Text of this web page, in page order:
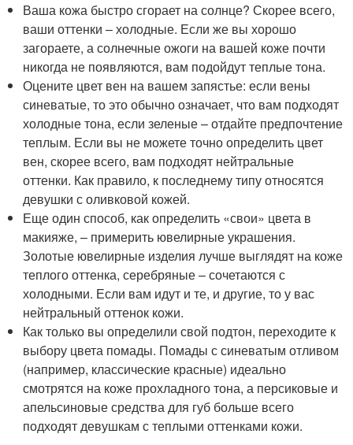
Ваша кожа быстро сгорает на солнце? Скорее всего,
ваши оттенки – холодные. Если же вы хорошо
загораете, а солнечные ожоги на вашей коже почти
никогда не появляются, вам подойдут теплые тона.
Оцените цвет вен на вашем запястье: если вены
синеватые, то это обычно означает, что вам подходят
холодные тона, если зеленые – отдайте предпочтение
теплым. Если вы не можете точно определить цвет
вен, скорее всего, вам подходят нейтральные
оттенки. Как правило, к последнему типу относятся
девушки с оливковой кожей.
Еще один способ, как определить «свои» цвета в
макияже, – примерить ювелирные украшения.
Золотые ювелирные изделия лучше выглядят на коже
теплого оттенка, серебряные – сочетаются с
холодными. Если вам идут и те, и другие, то у вас
нейтральный оттенок кожи.
Как только вы определили свой подтон, переходите к
выбору цвета помады. Помады с синеватым отливом
(например, классические красные) идеально
смотрятся на коже прохладного тона, а персиковые и
апельсиновые средства для губ больше всего
подходят девушкам с теплыми оттенками кожи.